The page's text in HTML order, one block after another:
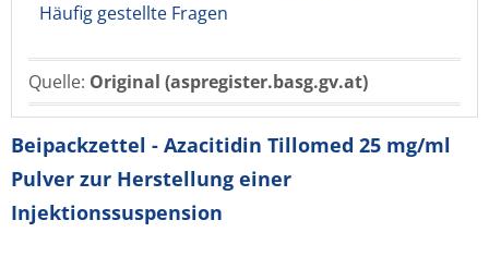
Häufig gestellte Fragen
Quelle: Original (aspregister.basg.gv.at)
Beipackzettel - Azacitidin Tillomed 25 mg/ml
Pulver zur Herstellung einer
Injektionssuspension